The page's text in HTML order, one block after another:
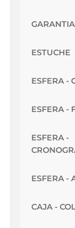
GARANTIA
ESTUCHE
ESFERA -
ESFERA -
ESFERA -
ESFERA -
CAJA -